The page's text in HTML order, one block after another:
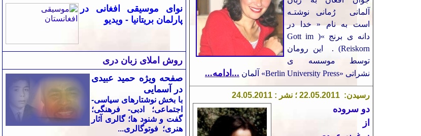
نوای موسیقی افغانی در
پارلمان بریتانیا - ویدیو
روش املای زبان دری
صفحه ویژه حمید عبیدی
در آسمایی
با بخش نوشتارهای سياسی-
اجتماعی؛ ادبی- فرهنگی؛
گفت و شنود ها؛ گالری آثار
هنری؛ فوتوگالری...
آلمانی رُمانی نوشتـه
است به نام « خدا در
دانه ی برنج »(
Gott im
Reiskorn
)
.
این رومان
توسط موسسه ی
نشراتی «
Berlin University Press
» آلمان ...ادامه...
رسیدن: 22.05.2011 ؛ نشر : 2 4.05.2011
دو سروده
از